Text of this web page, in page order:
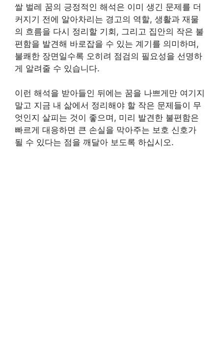
쌀 벌레 꿈의 긍정적인 해석은 이미 생긴 문제를 더
커지기 전에 알아차리는 경고의 역할, 생활과 재물
의 흐름을 다시 정리할 기회, 그리고 집안의 작은 불
편함을 발견해 바로잡을 수 있는 계기를 의미하며,
불쾌한 장면일수록 오히려 점검의 필요성을 선명하
게 알려줄 수 있습니다.
이런 해석을 받아들인 뒤에는 꿈을 나쁘게만 여기지
말고 지금 내 삶에서 정리해야 할 작은 문제들이 무
엇인지 살피는 것이 좋으며, 미리 발견한 불편함은
빠르게 대응하면 큰 손실을 막아주는 보호 신호가
될 수 있다는 점을 깨달아 보도록 하십시오.